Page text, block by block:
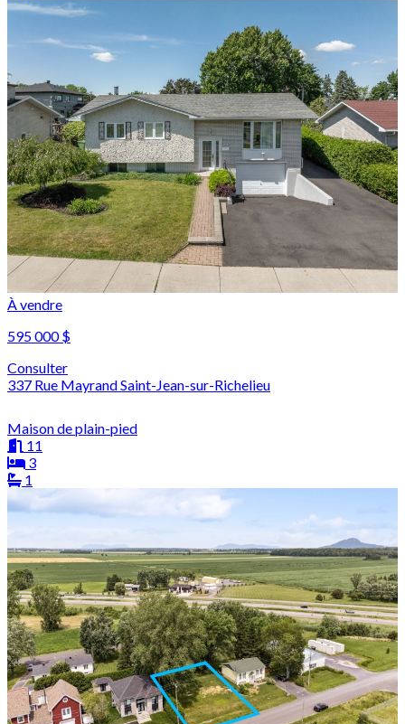
À vendre
595 000 $
Consulter
337 Rue Mayrand Saint-Jean-sur-Richelieu
Maison de plain-pied
11
3
1